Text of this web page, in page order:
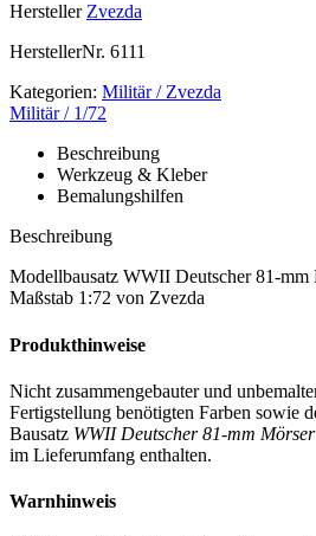
Hersteller Zvezda
HerstellerNr. 6111
Kategorien: Militär / Zvezda
Militär / 1/72
Beschreibung
Werkzeug & Kleber
Bemalungshilfen
Beschreibung
Modellbausatz WWII Deutscher 81-
Maßstab 1:72 von Zvezda
Produkthinweise
Nicht zusammengebauter und
Fertigstellung benötigten Farben sowie
Bausatz WWII Deutscher 81-mm
im Lieferumfang enthalten.
Warnhinweis